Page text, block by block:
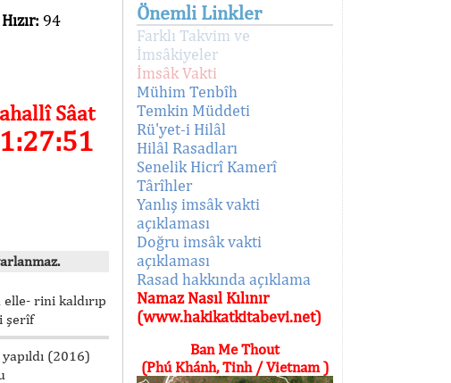
Hızır: 94
Sâat
rini kaldırıp
şerîf
(2016)
Önemli Linkler
Farklı Takvim ve
İmsâkiyeler
İmsâk Vakti
Mühim Tenbîh
Temkin Müddeti
Rü'yet-i Hilâl
Hilâl Rasadları
Senelik Hicrî Kamerî
Târîhler
Yanlış imsâk vakti
açıklaması
Doğru imsâk vakti
açıklaması
Rasad hakkında açıklama
Namaz Nasıl Kılınır
(www.hakikatkitabevi.net)
Ban Me Thout
(Phú Khánh, Tinh / Vietnam )